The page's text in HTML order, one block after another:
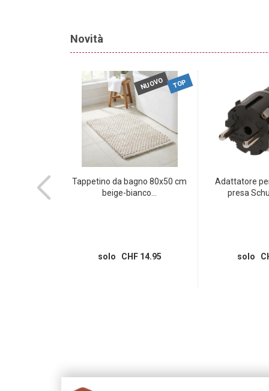
Novità
4 x tipo 13,
NUOVO TOP
Tappetino da bagno 80x50 cm
beige-bianco...
solo CHF 14.95
Adattatore
presa
solo